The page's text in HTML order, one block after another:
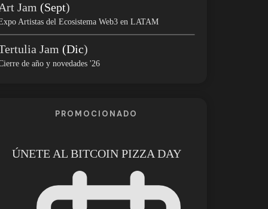
Jam (Sept)
Artistas del Ecosistema Web3 en LATAM
Jam (Dic)
de año y novedades '26
PROMOCIONADO
ÚNETE AL BITCOIN PIZZA DAY